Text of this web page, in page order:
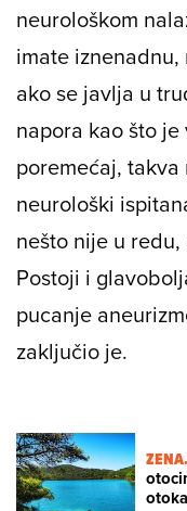
neurološkom
imate
ako se javlja u
napora kao što
poremećaj,
neurološki
nešto nije u
Postoji i
pucanje
zaključio je.